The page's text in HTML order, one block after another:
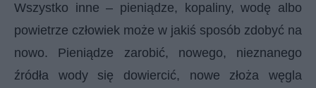
Wszystko inne – pieniądze, kopaliny, wodę albo
powietrze człowiek może w jakiś sposób zdobyć na
nowo. Pieniądze zarobić, nowego, nieznanego
źródła wody się dowiercić, nowe złoża węgla